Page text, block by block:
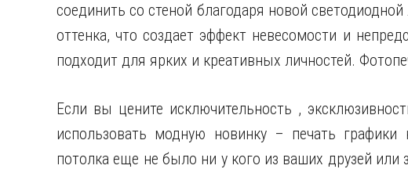
соединить со стеной благодаря новой
оттенка, что создает эффект невесомости и
подходит для ярких и креативных личностей.
Если вы цените исключительность ,
использовать модную новинку – печать
потолка еще не было ни у кого из ваших друзей